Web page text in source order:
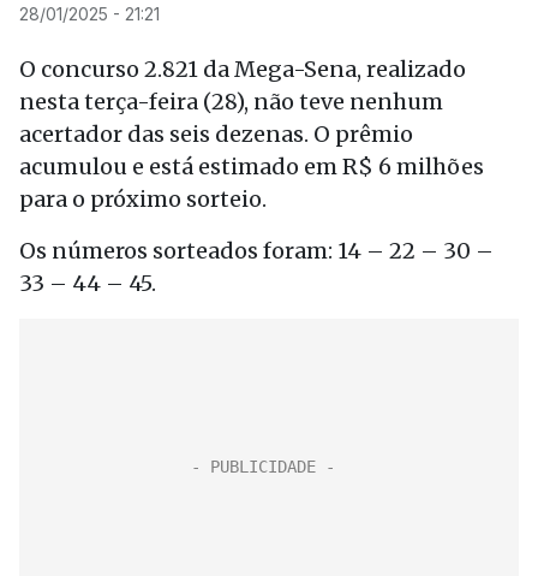
28/01/2025 - 21:21
O concurso 2.821 da Mega-Sena, realizado
nesta terça-feira (28), não teve nenhum
acertador das seis dezenas. O prêmio
acumulou e está estimado em R$ 6 milhões
para o próximo sorteio.
Os números sorteados foram: 14 – 22 – 30 –
33 – 44 – 45.